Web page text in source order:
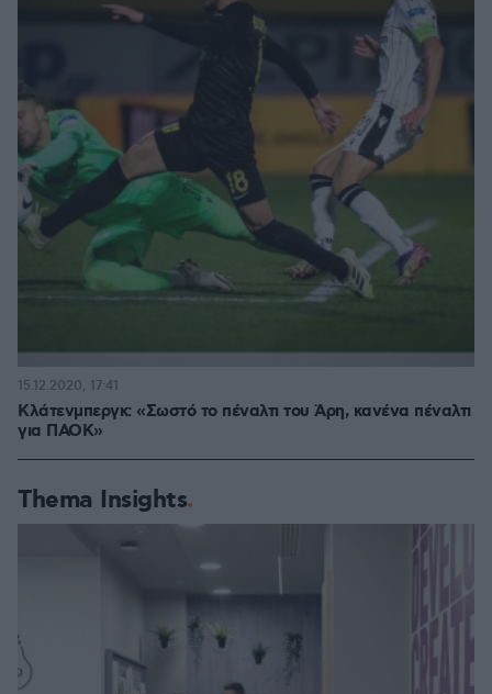
Κλάτενμπεργκ: «Σωστό το πέναλτι του Άρη, κανένα πέναλτι
για ΠΑΟΚ»
15.12.2020, 17:41
Thema Insights